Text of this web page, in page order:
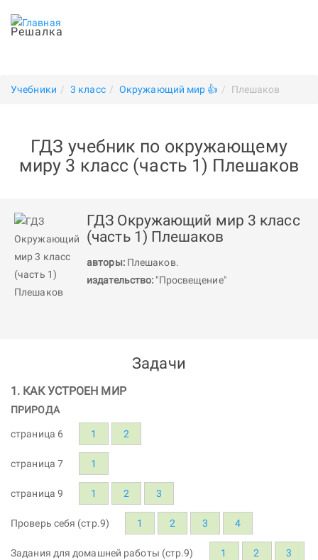
Решалка
Учебники 3 класс Окружающий мир 👍 Плешаков
ГДЗ учебник по окружающему
миру 3 класс (часть 1) Плешаков
ГДЗ Окружающий мир 3 класс
(часть 1) Плешаков
авторы: Плешаков.
издательство: "Просвещение"
Задачи
1. КАК УСТРОЕН МИР
ПРИРОДА
страница 6 1 2
страница 7 1
страница 9 1 2 3
Проверь себя (стр.9) 1 2 3 4
Задания для домашней работы (стр.9) 1 2 3